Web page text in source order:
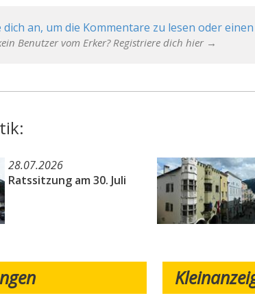
dich an, um die Kommentare zu lesen oder
Benutzer vom Erker? Registriere dich hier →
28.07.2026
Ratssitzung am 30. Juli